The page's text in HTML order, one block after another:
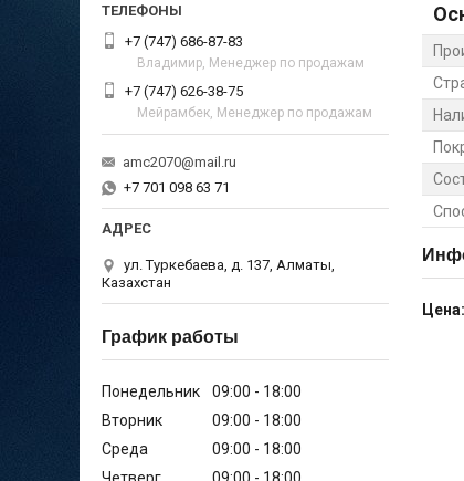
Цена:
+7 (747) 686-87-83
Владимир, Менеджер по продажам
+7 (747) 626-38-75
Мейрамбек, Менеджер по продажам
amc2070@mail.ru
+7 701 098 63 71
ул. Туркебаева, д. 137, Алматы,
Казахстан
График работы
Понедельник 09:00
18:00
Вторник
09:00
18:00
Среда
09:00
18:00